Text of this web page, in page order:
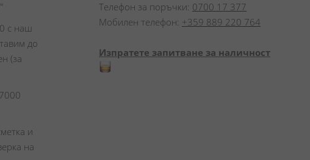
с наш
до
(за
и
на
Телефон за поръчки: 0700 17 377
Мобилен телефон: +359 889 220 764
Изпратете запитване за наличност